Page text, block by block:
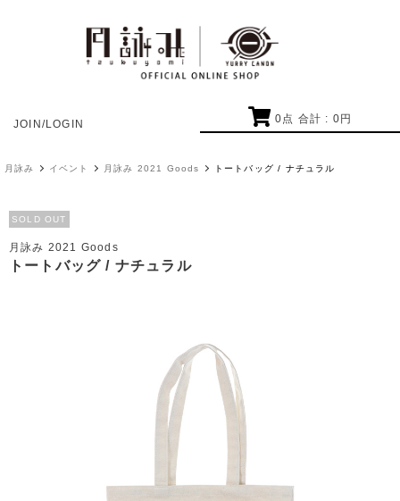
JOIN/LOGIN 0 点 合計 : 0円
月詠み イベント 月詠み 2021 Goods トートバッグ / ナチュラル
SOLD OUT
月詠み 2021 Goods
トートバッグ / ナチュラル